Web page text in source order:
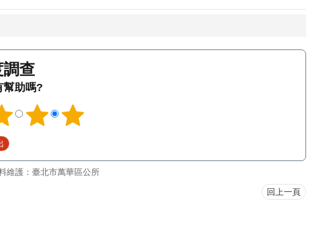
查
幫助嗎?
維護：臺北市萬華區公所
回上一頁